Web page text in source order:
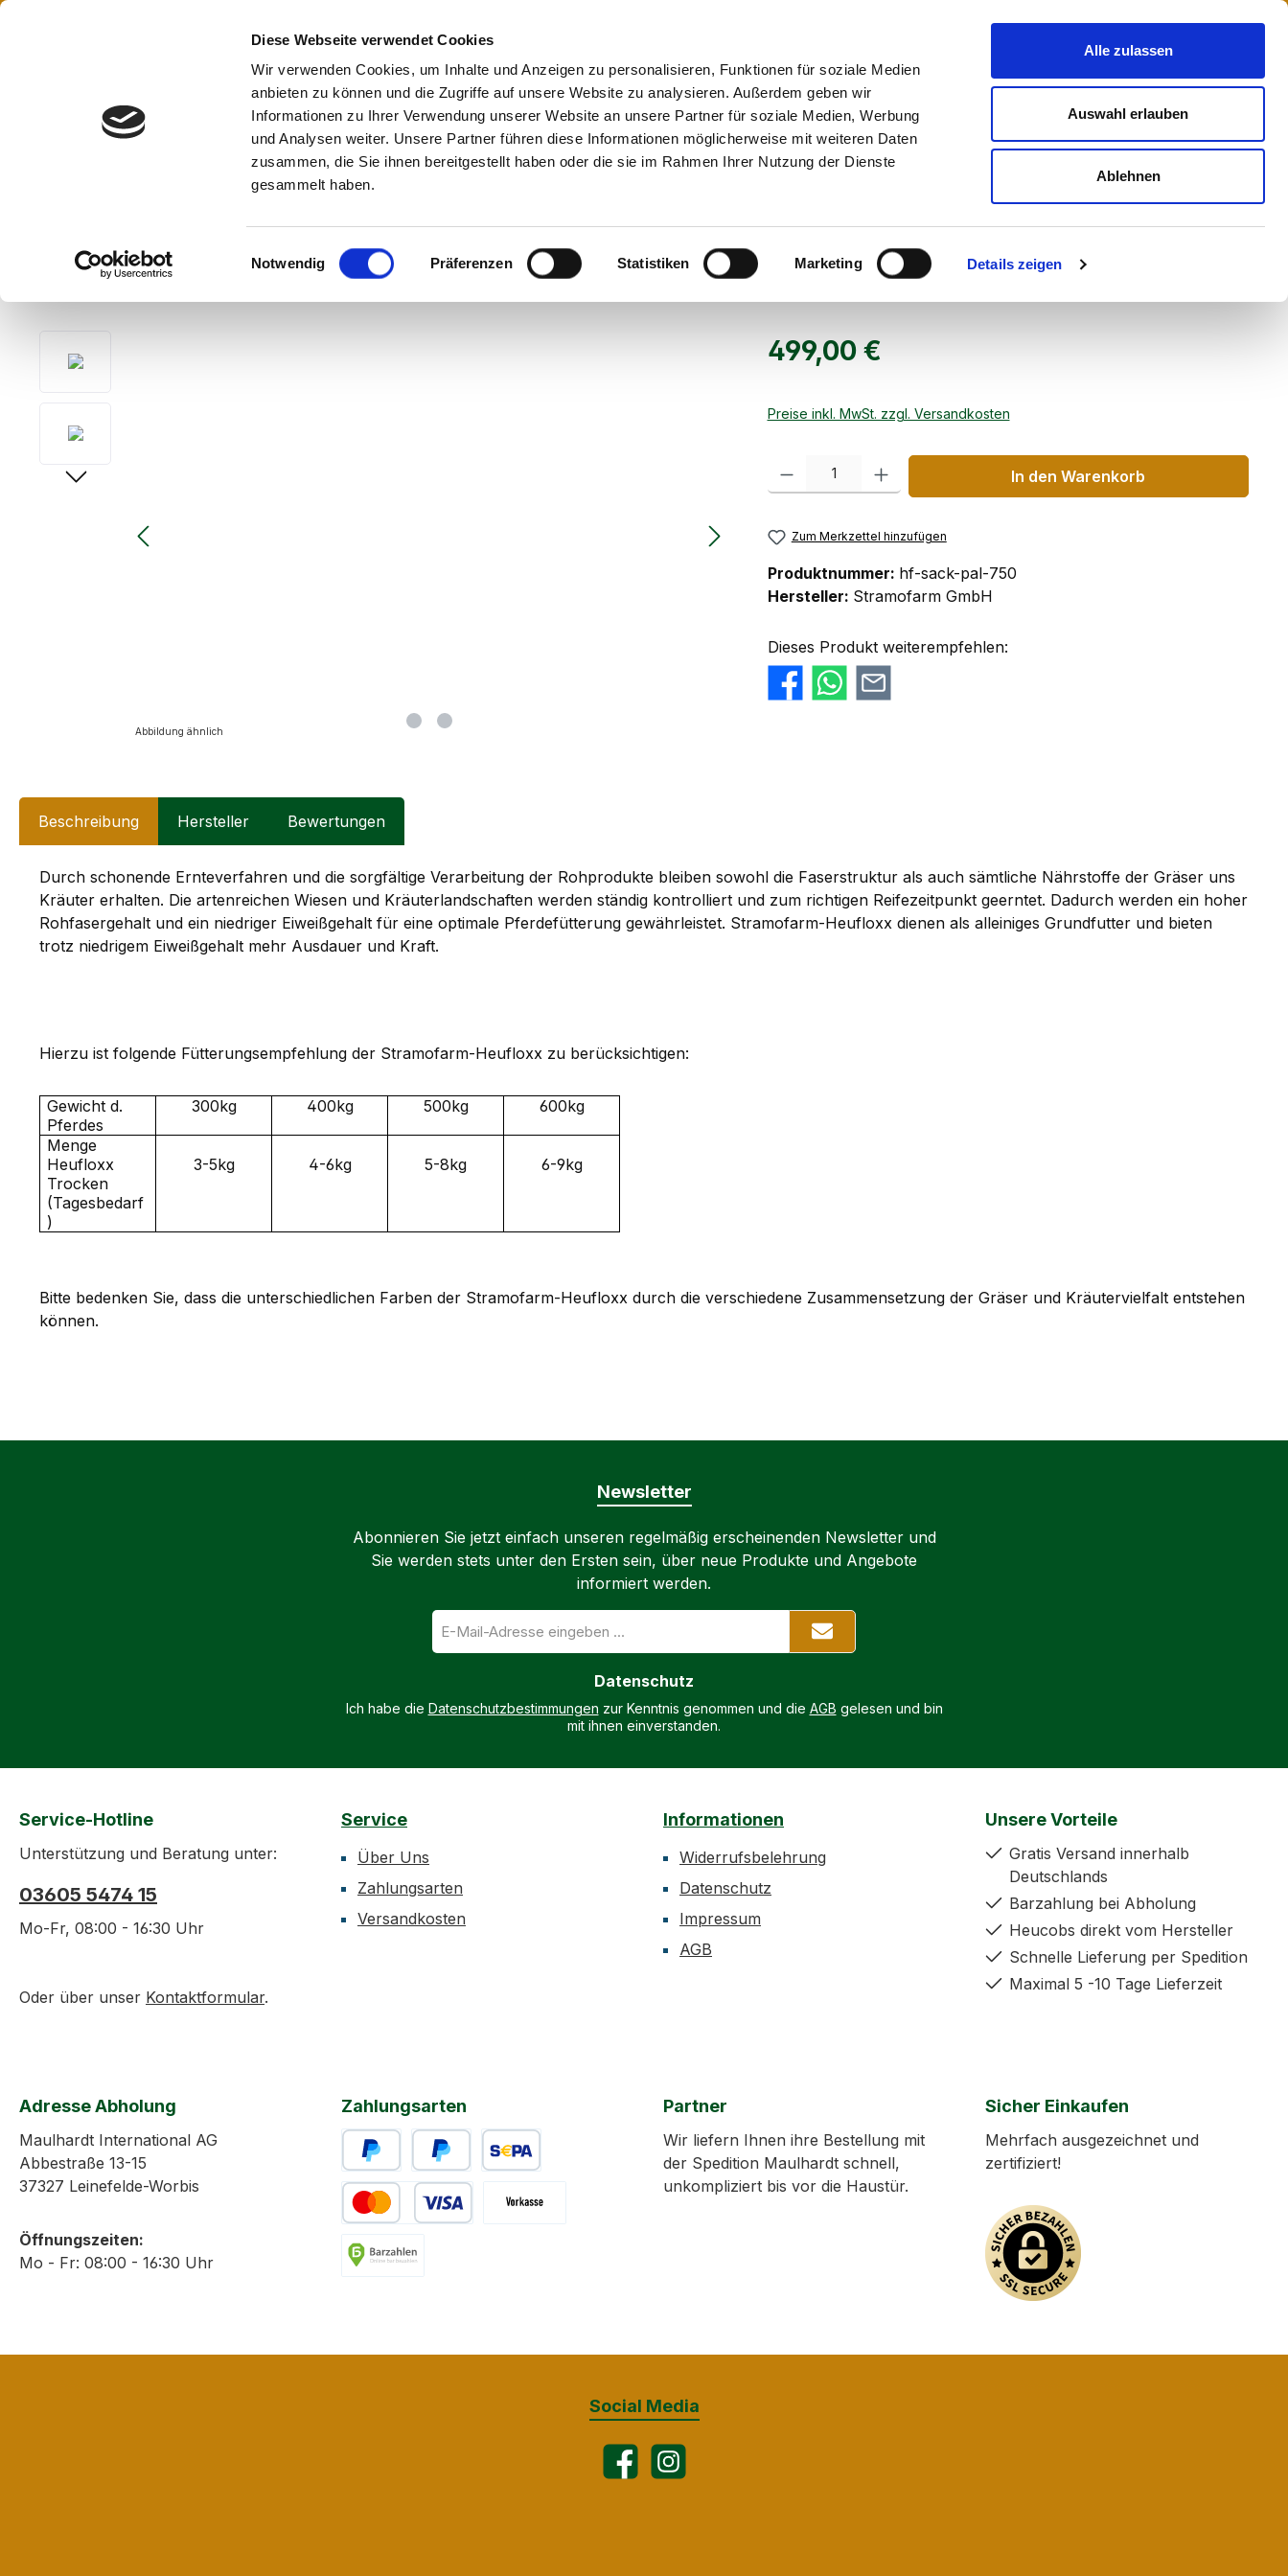
Diese Webseite verwendet Cookies
Wir verwenden Cookies, um Inhalte und Anzeigen zu personalisieren, Funktionen für soziale Medien
anbieten zu können und die Zugriffe auf unsere Website zu analysieren. Außerdem geben wir
Informationen zu Ihrer Verwendung unserer Website an unsere Partner für soziale Medien, Werbung
und Analysen weiter. Unsere Partner führen diese Informationen möglicherweise mit weiteren Daten
zusammen, die Sie ihnen bereitgestellt haben oder die sie im Rahmen Ihrer Nutzung der Dienste
gesammelt haben.
Einwilligungsauswahl
Notwendig Präferenzen Statistiken Marketing Details zeigen
Alle zulassen
Auswahl erlauben
Ablehnen
Hotline: 03605 5474 15
START FUTTER EINSTREU
1 Palette Stramofarm Heufloxx 750 kg
Abbildung ähnlich
499,00 €
Preise inkl. MwSt. zzgl. Versandkosten
Produkt Anzahl: Gib den gewünschten Wert ein oder benutze die Schaltflächen um die
In den Warenkorb
Zum Merkzettel hinzufügen
Produktnummer: hf-sack-pal-750
Hersteller: Stramofarm GmbH
Dieses Produkt weiterempfehlen:
Beschreibung Hersteller Bewertungen
Durch schonende Ernteverfahren und die sorgfältige Verarbeitung der Rohprodukte bleiben sowohl die Faserstruktur als auch sämtliche Nährstoffe der Gräser uns
Kräuter erhalten. Die artenreichen Wiesen und Kräuterlandschaften werden ständig kontrolliert und zum richtigen Reifezeitpunkt geerntet. Dadurch werden ein hoher
Rohfasergehalt und ein niedriger Eiweißgehalt für eine optimale Pferdefütterung gewährleistet. Stramofarm-Heufloxx dienen als alleiniges Grundfutter und bieten
trotz niedrigem Eiweißgehalt mehr Ausdauer und Kraft.
Hierzu ist folgende Fütterungsempfehlung der Stramofarm-Heufloxx zu berücksichtigen:
Gewicht d.
Pferdes
300kg 400kg 500kg 600kg
Menge
Heufloxx
Trocken
(Tagesbedarf
)
3-5kg 4-6kg 5-8kg 6-9kg
Bitte bedenken Sie, dass die unterschiedlichen Farben der Stramofarm-Heufloxx durch die verschiedene Zusammensetzung der Gräser und Kräutervielfalt entstehen
können.
Newsletter
Abonnieren Sie jetzt einfach unseren regelmäßig erscheinenden Newsletter und
Sie werden stets unter den Ersten sein, über neue Produkte und Angebote
informiert werden.
E-
Mail-
Adresse
Datenschutz
Ich habe die Datenschutzbestimmungen zur Kenntnis genommen und die AGB gelesen und bin
mit ihnen einverstanden.
Service-Hotline
Unterstützung und Beratung unter:
03605 5474 15
Mo-Fr, 08:00 - 16:30 Uhr
Oder über unser Kontaktformular.
Service
Über Uns
Zahlungsarten
Versandkosten
Informationen
Widerrufsbelehrung
Datenschutz
Impressum
AGB
Unsere Vorteile
Gratis Versand innerhalb
Deutschlands
Barzahlung bei Abholung
Heucobs direkt vom Hersteller
Schnelle Lieferung per Spedition
Maximal 5 -10 Tage Lieferzeit
Zahlungsarten
PayPal Später bezahlen
Partner
Wir liefern Ihnen ihre Bestellung mit
der Spedition Maulhardt schnell,
unkompliziert bis vor die Haustür.
Adresse Abholung
Maulhardt International AG
Abbestraße 13-15
37327 Leinefelde-Worbis
Öffnungszeiten:
Mo - Fr: 08:00 - 16:30 Uhr
Sicher Einkaufen
Mehrfach ausgezeichnet und
zertifiziert!
Social Media
FacebookInstagram